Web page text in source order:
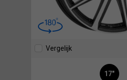
Vergelijk
17"